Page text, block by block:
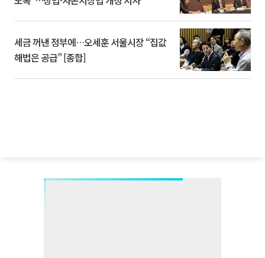
세금 꺼낸 정부에…오세훈 서울시장 “집값
해법은 공급” [종합]